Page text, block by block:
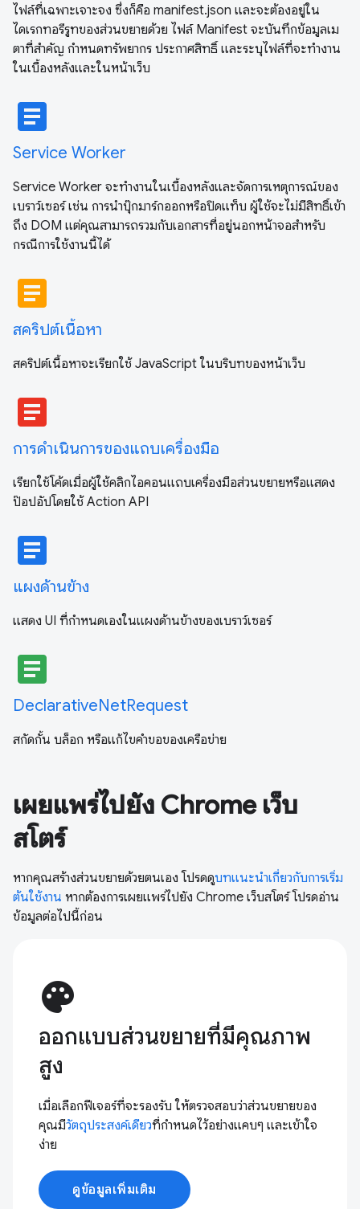
ไฟล์ที่เฉพาะเจาะจง ซึ่งก็คือ manifest.json และจะต้องอยู่ใน
ไดเรกทอรีรูทของส่วนขยายด้วย ไฟล์ Manifest จะบันทึกข้อมูลเม
ตาที่สําคัญ กําหนดทรัพยากร ประกาศสิทธิ์ และระบุไฟล์ที่จะทํางาน
ในเบื้องหลังและในหน้าเว็บ
article
Service Worker
Service Worker จะทำงานในเบื้องหลังและจัดการเหตุการณ์ของ
เบราว์เซอร์ เช่น การนำบุ๊กมาร์กออกหรือปิดแท็บ ผู้ใช้จะไม่มีสิทธิ์เข้า
ถึง DOM แต่คุณสามารถรวมกับเอกสารที่อยู่นอกหน้าจอสำหรับ
กรณีการใช้งานนี้ได้
article
สคริปต์เนื้อหา
สคริปต์เนื้อหาจะเรียกใช้ JavaScript ในบริบทของหน้าเว็บ
article
การดำเนินการของแถบเครื่องมือ
เรียกใช้โค้ดเมื่อผู้ใช้คลิกไอคอนแถบเครื่องมือส่วนขยายหรือแสดง
ป๊อปอัปโดยใช้ Action API
article
แผงด้านข้าง
แสดง UI ที่กําหนดเองในแผงด้านข้างของเบราว์เซอร์
article
DeclarativeNetRequest
สกัดกั้น บล็อก หรือแก้ไขคำขอของเครือข่าย
เผยแพร่ไปยัง Chrome เว็บ
สโตร์
หากคุณสร้างส่วนขยายด้วยตนเอง โปรดดูบทแนะนำเกี่ยวกับการเริ่ม
ต้นใช้งาน หากต้องการเผยแพร่ไปยัง Chrome เว็บสโตร์ โปรดอ่าน
ข้อมูลต่อไปนี้ก่อน
palette
ออกแบบส่วนขยายที่มีคุณภาพ
สูง
เมื่อเลือกฟีเจอร์ที่จะรองรับ ให้ตรวจสอบว่าส่วนขยายของ
คุณมีวัตถุประสงค์เดียวที่กําหนดไว้อย่างแคบๆ และเข้าใจ
ง่าย
ดูข้อมูลเพิ่มเติม